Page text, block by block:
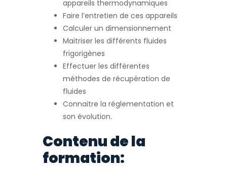
appareils thermodynamiques
Faire l’entretien de ces appareils
Calculer un dimensionnement
Maitriser les différents fluides
frigorigènes
Effectuer les différentes
méthodes de récupération de
fluides
Connaitre la réglementation et
son évolution.
Contenu de la
formation: